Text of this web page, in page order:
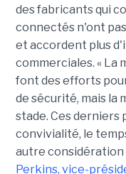
des fabricants qui
connectés n'ont
et accordent plus
commerciales. « La
font des efforts
de sécurité, mais la
stade. Ces derniers
convivialité, le
autre considération
Perkins, vice-